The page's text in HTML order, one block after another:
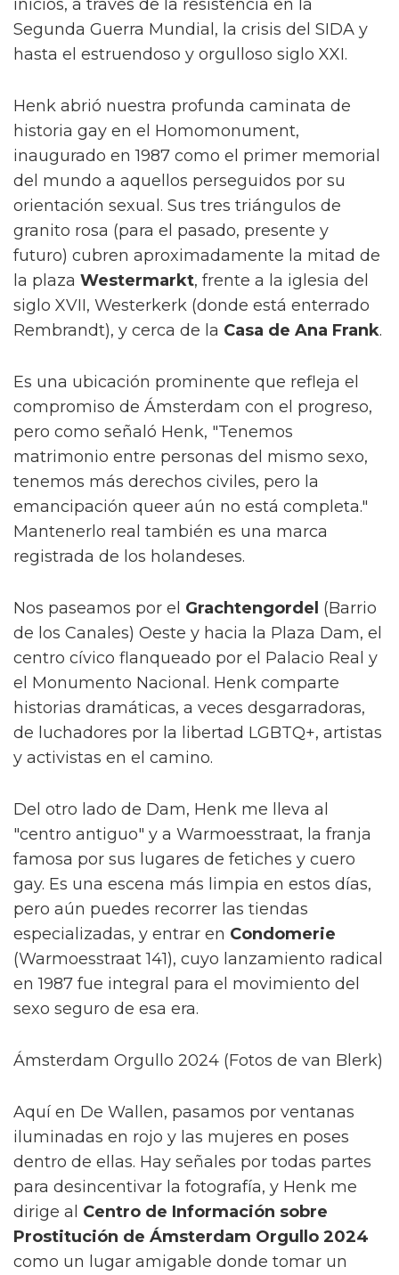
inicios, a través de la resistencia en la
Segunda Guerra Mundial, la crisis del SIDA y
hasta el estruendoso y orgulloso siglo XXI.
Henk abrió nuestra profunda caminata de
historia gay en el Homomonument,
inaugurado en 1987 como el primer memorial
del mundo a aquellos perseguidos por su
orientación sexual. Sus tres triángulos de
granito rosa (para el pasado, presente y
futuro) cubren aproximadamente la mitad de
la plaza Westermarkt, frente a la iglesia del
siglo XVII, Westerkerk (donde está enterrado
Rembrandt), y cerca de la Casa de Ana Frank.
Es una ubicación prominente que refleja el
compromiso de Ámsterdam con el progreso,
pero como señaló Henk, "Tenemos
matrimonio entre personas del mismo sexo,
tenemos más derechos civiles, pero la
emancipación queer aún no está completa."
Mantenerlo real también es una marca
registrada de los holandeses.
Nos paseamos por el Grachtengordel (Barrio
de los Canales) Oeste y hacia la Plaza Dam, el
centro cívico flanqueado por el Palacio Real y
el Monumento Nacional. Henk comparte
historias dramáticas, a veces desgarradoras,
de luchadores por la libertad LGBTQ+, artistas
y activistas en el camino.
Del otro lado de Dam, Henk me lleva al
"centro antiguo" y a Warmoesstraat, la franja
famosa por sus lugares de fetiches y cuero
gay. Es una escena más limpia en estos días,
pero aún puedes recorrer las tiendas
especializadas, y entrar en Condomerie
(Warmoesstraat 141), cuyo lanzamiento radical
en 1987 fue integral para el movimiento del
sexo seguro de esa era.
Ámsterdam Orgullo 2024 (Fotos de van Blerk)
Aquí en De Wallen, pasamos por ventanas
iluminadas en rojo y las mujeres en poses
dentro de ellas. Hay señales por todas partes
para desincentivar la fotografía, y Henk me
dirige al Centro de Información sobre
Prostitución de Ámsterdam Orgullo 2024
como un lugar amigable donde tomar un